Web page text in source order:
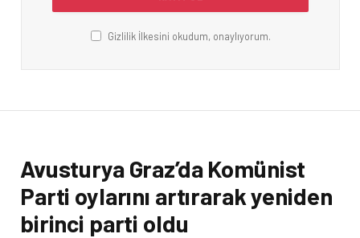
Gizlilik İlkesini okudum, onaylıyorum.
Avusturya Graz’da Komünist
Parti oylarını artırarak yeniden
birinci parti oldu